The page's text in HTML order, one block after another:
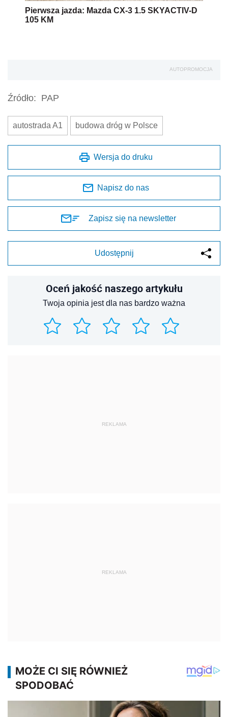
Pierwsza jazda: Mazda CX-3 1.5 SKYACTIV-D
105 KM
AUTOPROMOCJA
Źródło: PAP
autostrada A1 budowa dróg w Polsce
Wersja do druku
Napisz do nas
Zapisz się na newsletter
Udostępnij
Oceń jakość naszego artykułu
Twoja opinia jest dla nas bardzo ważna
REKLAMA
REKLAMA